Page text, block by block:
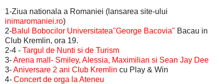
1-Ziua nationala a Romaniei (lansarea site-ului
inimaromaniei.ro)
2-Balul Bobocilor Universitatea"George Bacovia" Bacau in
Club Kremlin, ora 19.
2-4 - Targul de Nunti si de Turism
3-Arena mall- Smiley, Alessia, Maximilian si Sean Jay Dee
3-Aniversare 2 ani Club Kremlin cu Play & Win
4- Concert de orga la Ateneu